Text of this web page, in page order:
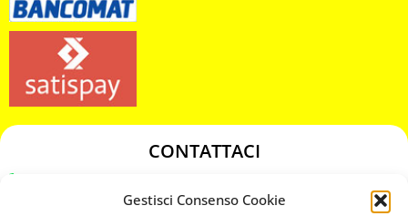
Gestisci Consenso Cookie
CONTATTACI